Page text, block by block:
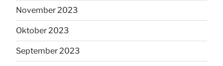
November 2023
Oktober 2023
September 2023